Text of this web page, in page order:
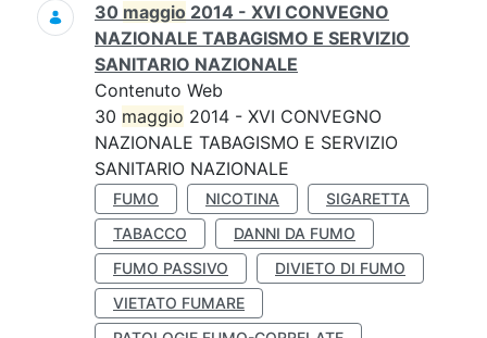
30 maggio 2014 - XVI CONVEGNO
NAZIONALE TABAGISMO E SERVIZIO
SANITARIO NAZIONALE
Contenuto Web
30 maggio 2014 - XVI CONVEGNO
NAZIONALE TABAGISMO E SERVIZIO
SANITARIO NAZIONALE
FUMO NICOTINA
SIGARETTA
TABACCO
DANNI DA FUMO
FUMO PASSIVO
DIVIETO DI FUMO
VIETATO FUMARE